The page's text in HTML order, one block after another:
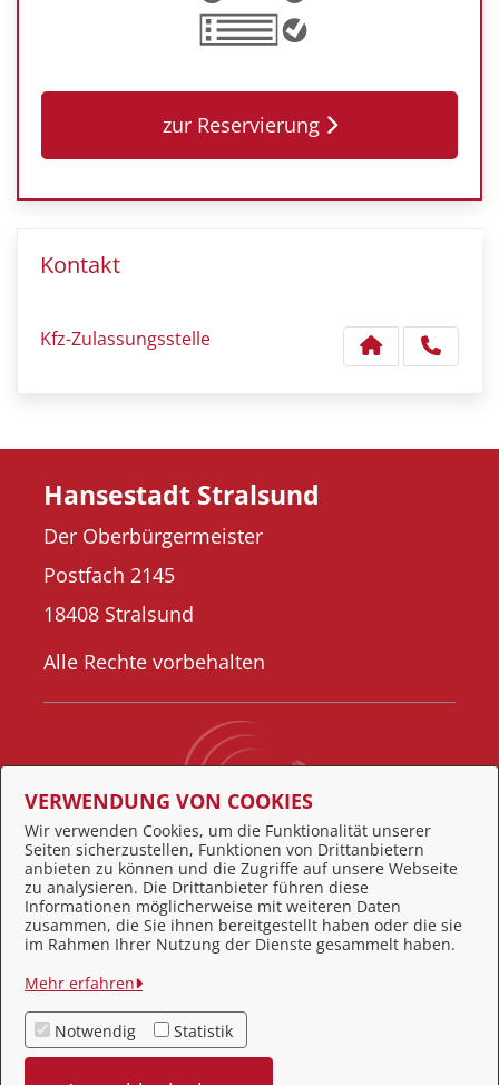
zur Reservierung
Kontakt
Kfz-Zulassungsstelle
Behördennummer 115
Hansestadt Stralsund
Der Oberbürgermeister
Postfach 2145
18408 Stralsund
Alle Rechte vorbehalten
Feedback
Impressum
Datenschutz
Kontakt
VERWENDUNG VON COOKIES
Wir verwenden Cookies, um die Funktionalität unserer
Seiten sicherzustellen, Funktionen von Drittanbietern
anbieten zu können und die Zugriffe auf unsere Webseite
zu analysieren. Die Drittanbieter führen diese
Informationen möglicherweise mit weiteren Daten
zusammen, die Sie ihnen bereitgestellt haben oder die sie
im Rahmen Ihrer Nutzung der Dienste gesammelt haben.
Mehr erfahren
Notwendig Statistik